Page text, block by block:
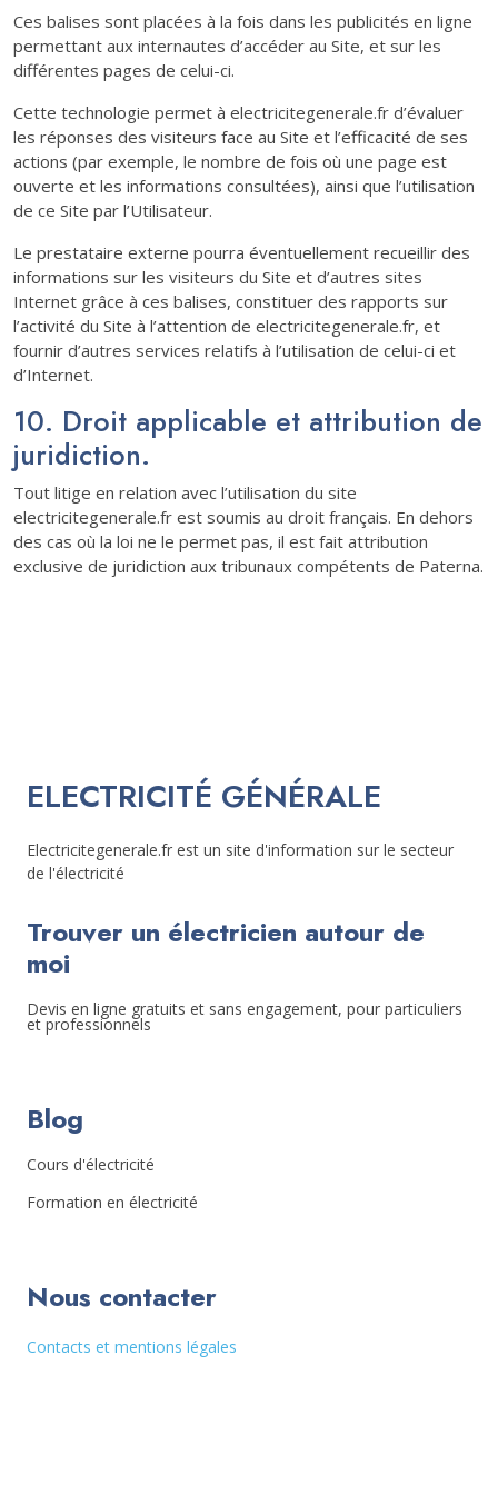
Ces balises sont placées à la fois dans les publicités en ligne
permettant aux internautes d’accéder au Site, et sur les
différentes pages de celui-ci.
Cette technologie permet à electricitegenerale.fr d’évaluer
les réponses des visiteurs face au Site et l’efficacité de ses
actions (par exemple, le nombre de fois où une page est
ouverte et les informations consultées), ainsi que l’utilisation
de ce Site par l’Utilisateur.
Le prestataire externe pourra éventuellement recueillir des
informations sur les visiteurs du Site et d’autres sites
Internet grâce à ces balises, constituer des rapports sur
l’activité du Site à l’attention de electricitegenerale.fr, et
fournir d’autres services relatifs à l’utilisation de celui-ci et
d’Internet.
10. Droit applicable et attribution de
juridiction.
Tout litige en relation avec l’utilisation du site
electricitegenerale.fr est soumis au droit français. En dehors
des cas où la loi ne le permet pas, il est fait attribution
exclusive de juridiction aux tribunaux compétents de Paterna.
ELECTRICITÉ GÉNÉRALE
Electricitegenerale.fr est un site d'information sur le secteur
de l'électricité
Trouver un électricien autour de
moi
Devis en ligne gratuits et sans engagement, pour particuliers
et professionnels
Blog
Cours d'électricité
Formation en électricité
Nous contacter
Contacts et mentions légales